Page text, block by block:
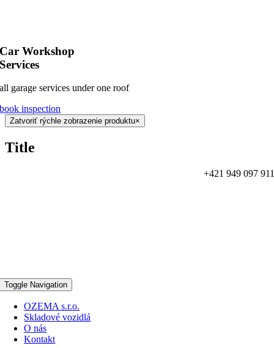
Car Workshop
Services
all garage services under one roof
book inspection
Zatvoriť rýchle zobrazenie produktu×
Title
+421 949 097 911
Toggle Navigation
OZEMA s.r.o.
Skladové vozidlá
O nás
Kontakt